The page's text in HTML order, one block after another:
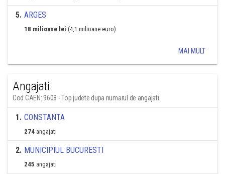
5. ARGES
18 milioane lei (4,1 milioane euro)
MAI MULT
Angajati
Cod CAEN: 9603 - Top judete dupa numarul de angajati
1. CONSTANTA
274 angajati
2. MUNICIPIUL BUCURESTI
245 angajati